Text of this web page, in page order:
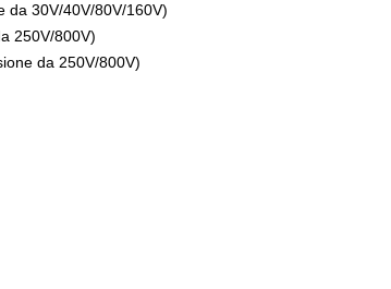
da 30V/40V/80V/160V)
250V/800V)
da 250V/800V)